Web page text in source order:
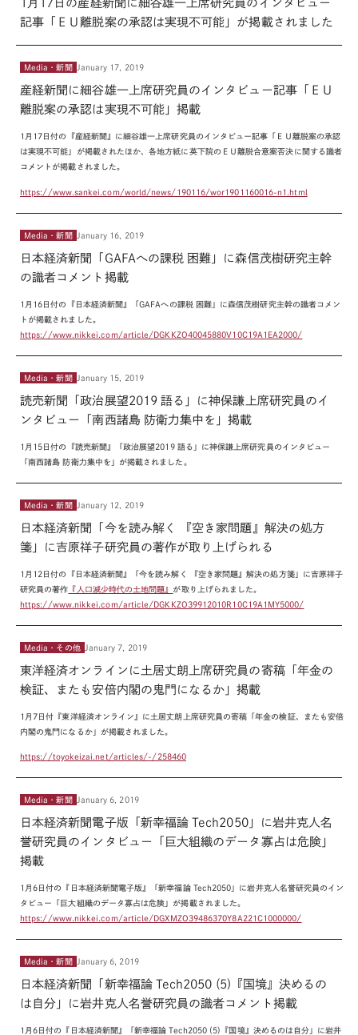
1月17日の産経新聞に細谷雄一上席研究員のインタビュー
記事「ＥＵ離脱案の承認は実現不可能」が掲載されました
Media・新聞 January 17, 2019
産経新聞に細谷雄一上席研究員のインタビュー記事「ＥＵ
離脱案の承認は実現不可能」掲載
1月17日付の『産経新聞』に細谷雄一上席研究員のインタビュー記事「ＥＵ 離脱案の承認
は実現不可能」が掲載されたほか、各地方紙に英下院のＥＵ離脱合意案否決に関する識者
コメントが掲載されました。
https://www.sankei.com/world/news/190116/wor1901160016-n1.html
Media・新聞 January 16, 2019
日本経済新聞「GAFAへの課税 困難」に森信茂樹研究主幹
の識者コメント掲載
1月16日付の『日本経済新聞』「GAFAへの課税 困難」に森信茂樹研究主幹の識者コメン
トが掲載されました。
https://www.nikkei.com/article/DGKKZO40045880V10C19A1EA2000/
Media・新聞 January 15, 2019
読売新聞「政治展望2019 語る」に神保謙上席研究員のイ
ンタビュー「南西諸島 防衛力集中を」掲載
1月15日付の『読売新聞』「政治展望2019 語る」に神保謙上席研究員のインタビュー
「南西諸島 防衛力集中を」が掲載されました。
Media・新聞 January 12, 2019
日本経済新聞「今を読み解く 『空き家問題』解決の処方
箋」に吉原祥子研究員の著作が取り上げられる
1月12日付の『日本経済新聞』「今を読み解く 『空き家問題』解決の処方箋」に吉原祥子
研究員の著作 『人口減少時代の土地問題』 が取り上げられました。
https://www.nikkei.com/article/DGKKZO39912010R10C19A1MY5000/
Media・その他 January 7, 2019
東洋経済オンラインに土居丈朗上席研究員の寄稿「年金の
検証、またも安倍内閣の鬼門になるか」掲載
1月7日付『東洋経済オンライン』に土居丈朗上席研究員の寄稿「年金の検証、またも安倍
内閣の鬼門になるか」が掲載されました。
https://toyokeizai.net/articles/-/258460
Media・新聞 January 6, 2019
日本経済新聞電子版「新幸福論 Tech2050」に岩井克人名
誉研究員のインタビュー「巨大組織のデータ寡占は危険」
掲載
1月6日付の『日本経済新聞電子版』「新幸福論 Tech2050」に岩井克人名誉研究員のイン
タビュー「巨大組織のデータ寡占は危険」が掲載されました。
https://www.nikkei.com/article/DGXMZO39486370Y8A221C1000000/
Media・新聞 January 6, 2019
日本経済新聞「新幸福論 Tech2050 (5)『国境』決めるの
は自分」に岩井克人名誉研究員の識者コメント掲載
1月6日付の『日本経済新聞』「新幸福論 Tech2050 (5)『国境』決めるのは自分」に岩井